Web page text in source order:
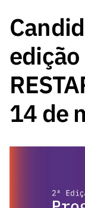
Serviços
Media
Sobre
14 de